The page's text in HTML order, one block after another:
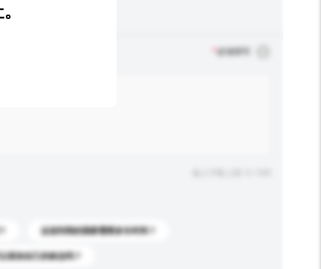
必须填写
运送到我的国家需要多长时间？
添加自己的标志吗？